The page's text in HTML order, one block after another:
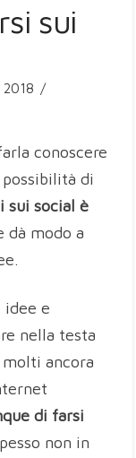
sui
2018
conoscere
di
sui social è
dà modo a
idee e
nella testa
ancora
di farsi
non in